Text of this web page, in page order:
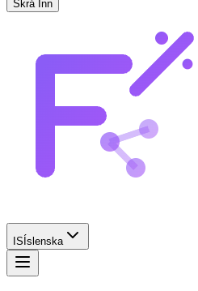
Skrá Inn
IS Íslenska